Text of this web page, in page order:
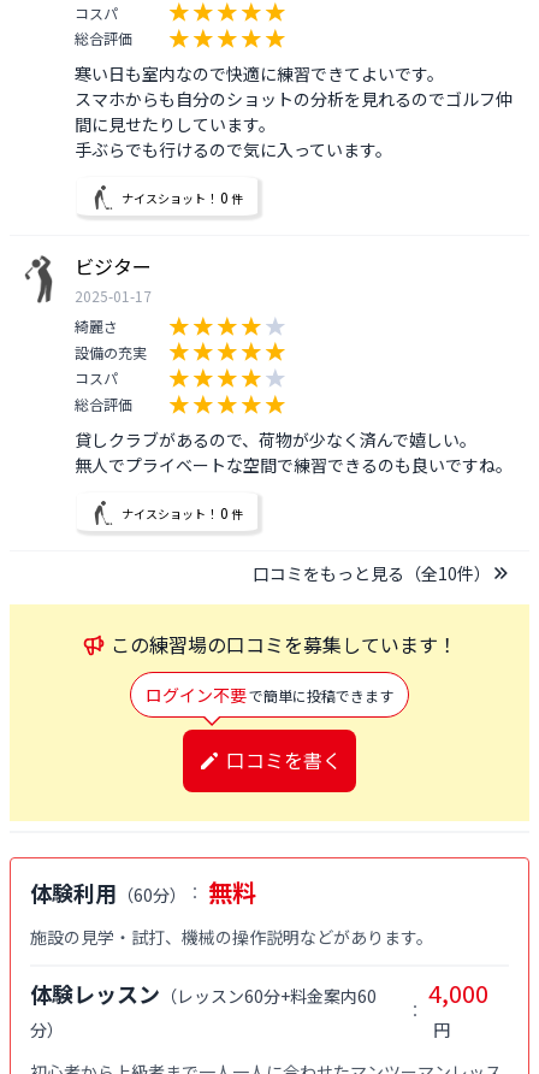
コスパ
総合評価
寒い日も室内なので快適に練習できてよいです。
スマホからも自分のショットの分析を見れるのでゴルフ仲
間に見せたりしています。
手ぶらでも行けるので気に入っています。
ナイスショット！ 0 件
ビジター
2025-01-17
綺麗さ
設備の充実
コスパ
総合評価
貸しクラブがあるので、荷物が少なく済んで嬉しい。
無人でプライベートな空間で練習できるのも良いですね。
ナイスショット！ 0 件
口コミをもっと見る（全10件）
この練習場の口コミを募集しています！
ログイン不要で簡単に投稿できます
口コミを書く
体験利用 （60分） ： 無料
施設の見学・試打、機械の操作説明などがあります。
体験レッスン （レッスン60分+料金案内60
分）
： 4,000
円